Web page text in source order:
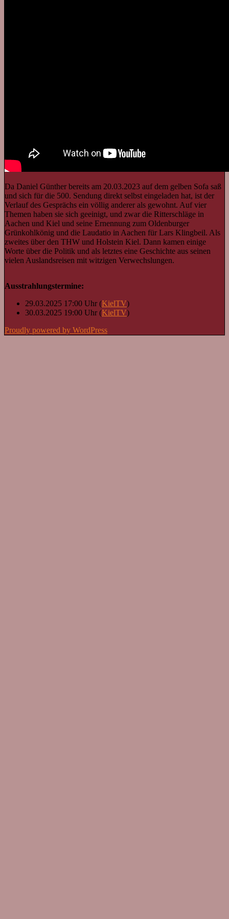
Da Daniel Günther bereits am 20.03.2023 auf dem gelben Sofa saß
und sich für die 500. Sendung direkt selbst eingeladen hat, ist der
Verlauf des Gesprächs ein völlig anderer als gewohnt. Auf vier
Themen haben sie sich geeinigt, und zwar die Ritterschläge in
Aachen und Kiel und seine Ernennung zum Oldenburger
Grünkohlkönig und die Laudatio in Aachen für Lars Klingbeil. Als
zweites über den THW und Holstein Kiel. Dann kamen einige
Worte über die Politik und als letztes eine Geschichte aus seinen
vielen Auslandsreisen mit witzigen Verwechslungen.
Ausstrahlungstermine:
29.03.2025 17:00 Uhr (KielTV)
30.03.2025 19:00 Uhr (KielTV)
Proudly powered by WordPress